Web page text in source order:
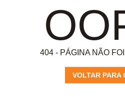
404 - PÁGINA NÃO
VOLTAR PARA